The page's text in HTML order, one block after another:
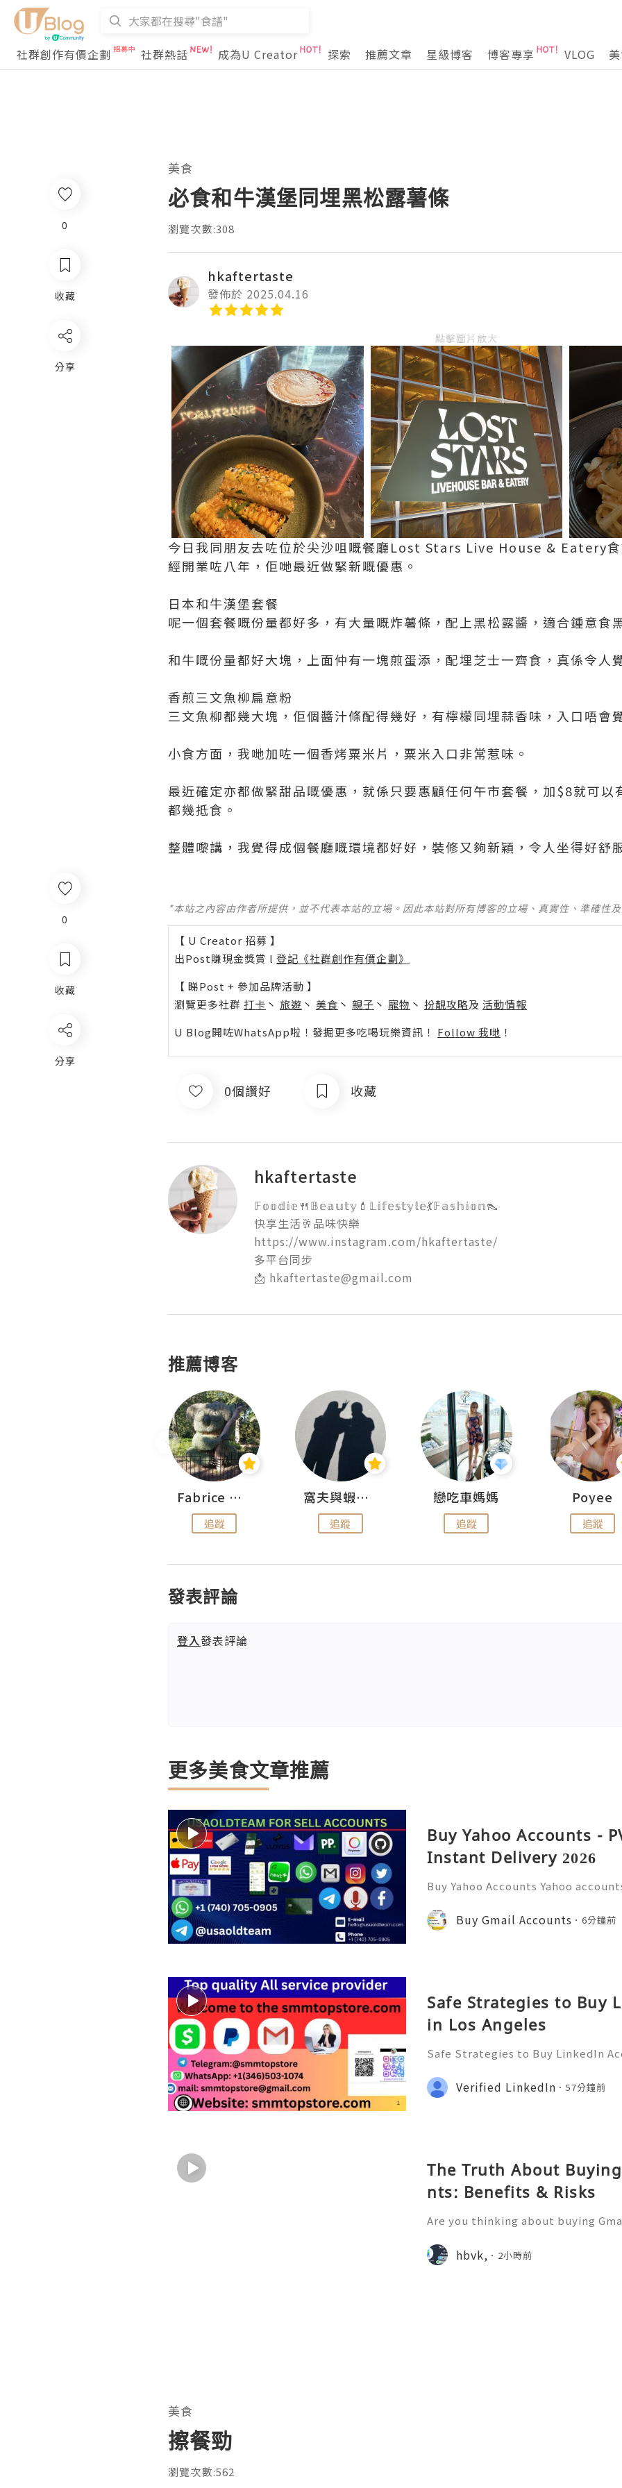
社群創作有價企劃 社群熱話 成為U Creator 探索 推薦文章 星級博客 博客專享 VLOG
0
收藏
分享
美食
必食和牛漢堡同埋黑松露薯條
瀏覽次數:308
hkaftertaste
發佈於 2025.04.16
點擊圖片放大
今日我同朋友去咗位於尖沙咀嘅餐廳Lost Stars Live House & Eatery
經開業咗八年，佢哋最近做緊新嘅優惠。
日本和牛漢堡套餐
呢一個套餐嘅份量都好多，有大量嘅炸薯條，配上黑松露醬，適合鍾意食
和牛嘅份量都好大塊，上面仲有一塊煎蛋添，配埋芝士一齊食，真係令人
香煎三文魚柳扁意粉
三文魚柳都幾大塊，佢個醬汁條配得幾好，有檸檬同埋蒜香味，入口唔會
小食方面，我哋加咗一個香烤粟米片，粟米入口非常惹味。
最近確定亦都做緊甜品嘅優惠，就係只要惠顧任何午市套餐，加$8就可以
都幾抵食。
整體嚟講，我覺得成個餐廳嘅環境都好好，裝修又夠新穎，令人坐得好舒
*本站之內容由作者所提供，並不代表本站的立場。因此本站對所有博客的立場、真實性、準確性
【 U Creator 招募 】
出Post賺現金獎賞 l 登記《社群創作有價企劃》
【 睇Post + 參加品牌活動 】
瀏覽更多社群 打卡 丶 旅遊 丶 美食 丶 親子 丶 寵物 丶 扮靚攻略及 活動情報
U Blog開咗WhatsApp啦！發掘更多吃喝玩樂資訊！ Follow 我哋 ！
0個讚好 收藏
hkaftertaste
𝔽𝕠𝕠𝕕𝕚𝕖🍴𝔹𝕖𝕒𝕦𝕥𝕪💄𝕃𝕚𝕗𝕖𝕤𝕥𝕪𝕝𝕖💃𝔽𝕒𝕤𝕙𝕚𝕠𝕟👠
快享生活🥂品味快樂
https://www.instagram.com/hkaftertaste/
多平台同步
📩 hkaftertaste@gmail.com
推薦博客
Fabrice 嚐味
追蹤
窩夫與蝦子餅
追蹤
戀吃車媽媽
追蹤
Poyee
追蹤
發表評論
登入發表評論
更多美食文章推薦
Buy Yahoo Accounts -
Instant Delivery 2026
Buy Yahoo Accounts Yahoo
s services like email, news, and
w to the platform or
Buy Gmail Accounts 6分鐘前
Safe Strategies to Buy
in Los Angeles
Safe Strategies to Buy LinkedIn
── ●👇🏾✦── ●👇🏾 ➤Email :
●── ●👇🏾●── ●👇🏾●──
Verified LinkedIn 57分鐘前
The Truth About
nts: Benefits & Risks
Are you thinking about buying
u want to more information just
4-hour Reply/Contacts ✅⇒Whats
hbvk, 2小時前
0
收藏
分享
美食
擦餐勁
瀏覽次數:562